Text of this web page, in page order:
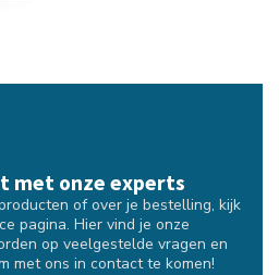
met onze experts
of over je bestelling, kijk
pagina. Hier vind je onze
op veelgestelde vragen en
met ons in contact te komen!